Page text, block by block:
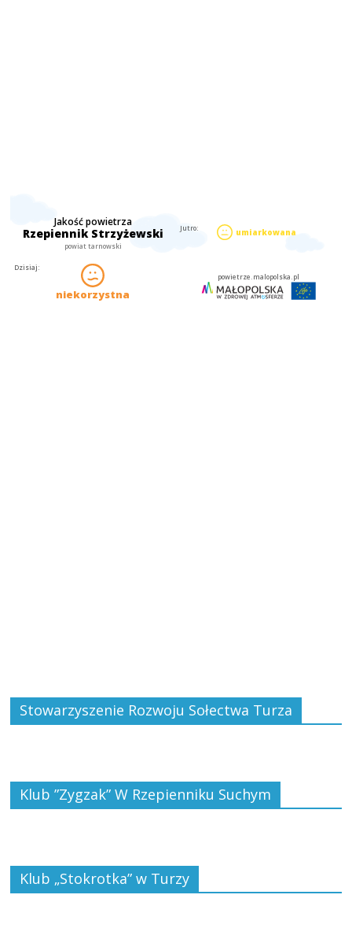
Stowarzyszenie Rozwoju Sołectwa Turza
Klub ”Zygzak” W Rzepienniku Suchym
Klub „Stokrotka” w Turzy